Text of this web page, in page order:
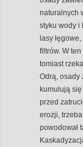
naturalnych
styku wody i
lasy
filtrów. W
tomiast
Odrą, osady
kumulują
przed
erozji,
powodował